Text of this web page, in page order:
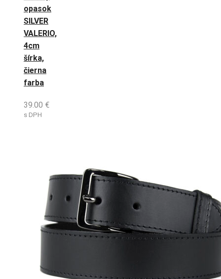
opasok
SILVER
VALERIO,
4cm
šírka,
čierna
farba
39.00 €
s DPH